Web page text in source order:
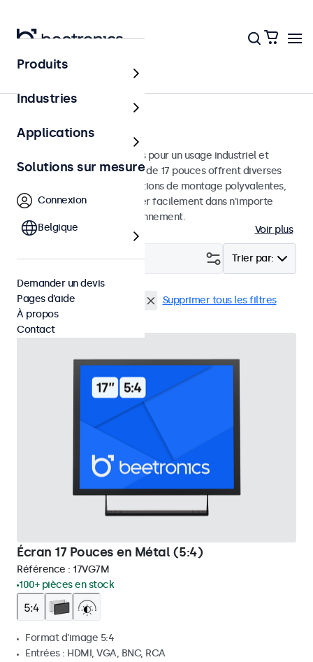
Écrans
Moniteurs 17 pouces
Moniteurs 17 pouces conçus pour un usage industriel et
commercial. Ces moniteurs de 17 pouces offrent diverses
connexions vidéo et des options de montage polyvalentes,
leur permettant de s'intégrer facilement dans n'importe
quelle application et environnement.
Voir plus
Trier par:
Filtrer (1)
Écrans 17 pouces Supprimer tous les filtres
Écran 17 Pouces en Métal (5:4)
Référence : 17VG7M
100+ pièces en stock
Format d'image 5:4
Entrées : HDMI, VGA, BNC, RCA
Produits
Industries
Applications
Solutions sur mesure
Connexion
Belgique
Demander un devis
Pages d’aide
À propos
Contact